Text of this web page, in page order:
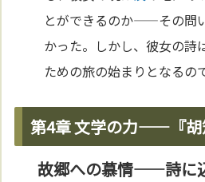
とができるのか——その問
かった。しかし、彼女の詩
ための旅の始まりとなるの
第4章 文学の力——『胡
故郷への慕情——詩に